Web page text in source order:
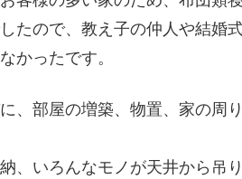
たので、教え子の仲人や結婚
かったです。
、部屋の増築、物置、家の周
、いろんなモノが天井から吊